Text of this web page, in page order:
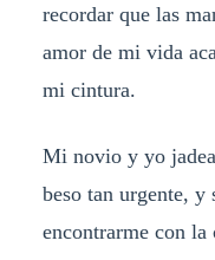
recordar que las
amor de mi vida
mi cintura.
Mi novio y yo
beso tan urgente,
encontrarme con la